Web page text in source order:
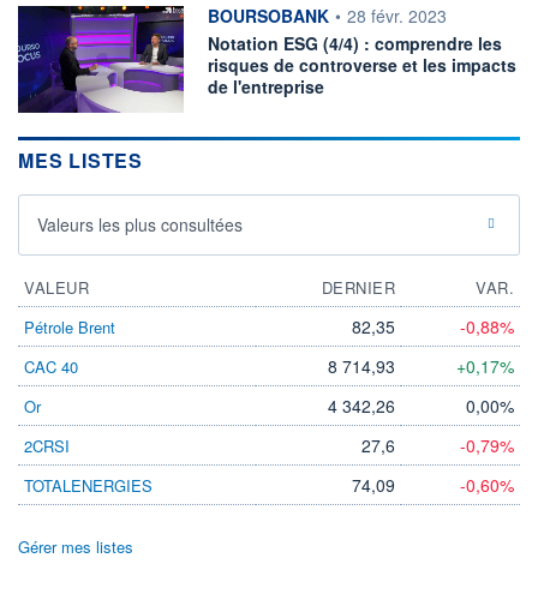
information fournie par
BOURSOBANK • 28 févr. 2023
Notation ESG (4/4) : comprendre les
risques de controverse et les impacts
de l'entreprise
MES LISTES
Valeurs les plus consultées
VALEUR DERNIER
VAR.
Pétrole Brent
82,35 -0,88%
CAC 40 8 714,93 +0,17%
Or 4 342,26 0,00%
2CRSI 27,6 -0,79%
TOTALENERGIES 74,09 -0,60%
Gérer mes listes